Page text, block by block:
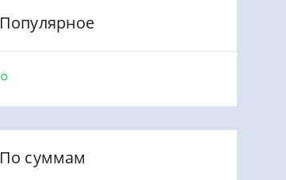
Популярное
По суммам